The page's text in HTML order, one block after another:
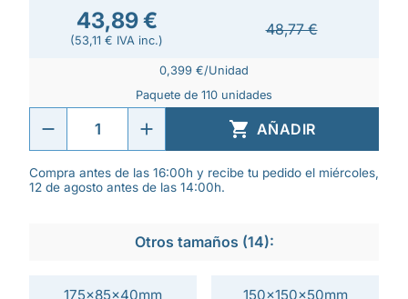
43,89 €
(53,11 € IVA inc.)
48,77 €
0,399 €/Unidad
Paquete de 110 unidades
 AÑADIR
Compra antes de las 16:00h y recibe tu pedido el miércoles,
12 de agosto antes de las 14:00h.
Otros tamaños (14):
175x85x40mm 150x150x50mm